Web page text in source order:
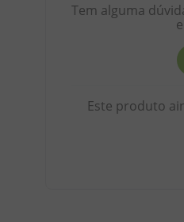
Tem alguma
Este produto